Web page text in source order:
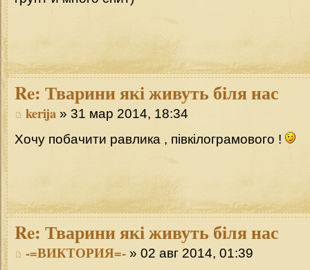
Re: Тварини які живуть біля нас
kerija » 31 мар 2014, 18:34
Хочу побачити равлика , півкілограмового !
Re: Тварини які живуть біля нас
-=ВИКТОРИЯ=- » 02 авг 2014, 01:39